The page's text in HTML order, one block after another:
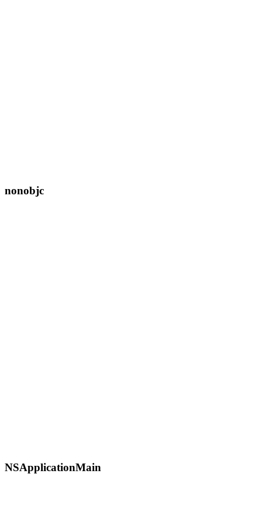
nonobjc
NSApplicationMain